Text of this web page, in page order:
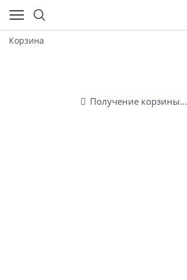
Корзина
Получение корзины...